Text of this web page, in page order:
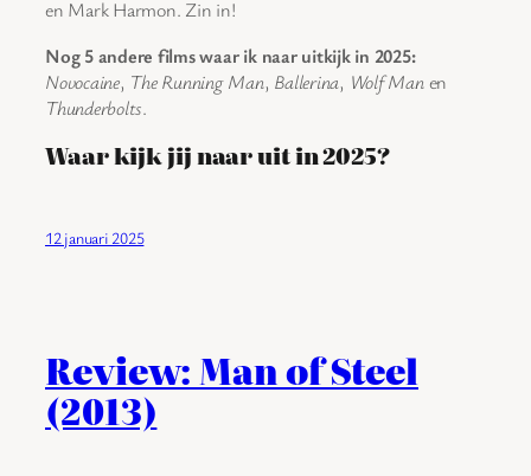
en Mark Harmon. Zin in!
Nog 5 andere films waar ik naar uitkijk in 2025:
Novocaine, The Running Man, Ballerina, Wolf Manen
Thunderbolts.
Waar kijk jij naar uit in 2025?
12 januari 2025
Review: Man of Steel
(2013)